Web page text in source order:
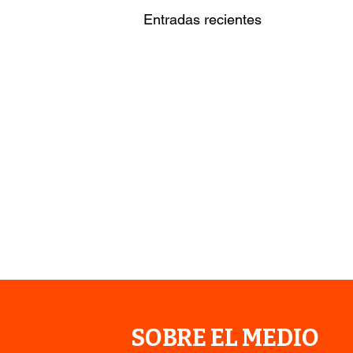
Entradas recientes
SOBRE EL MEDIO